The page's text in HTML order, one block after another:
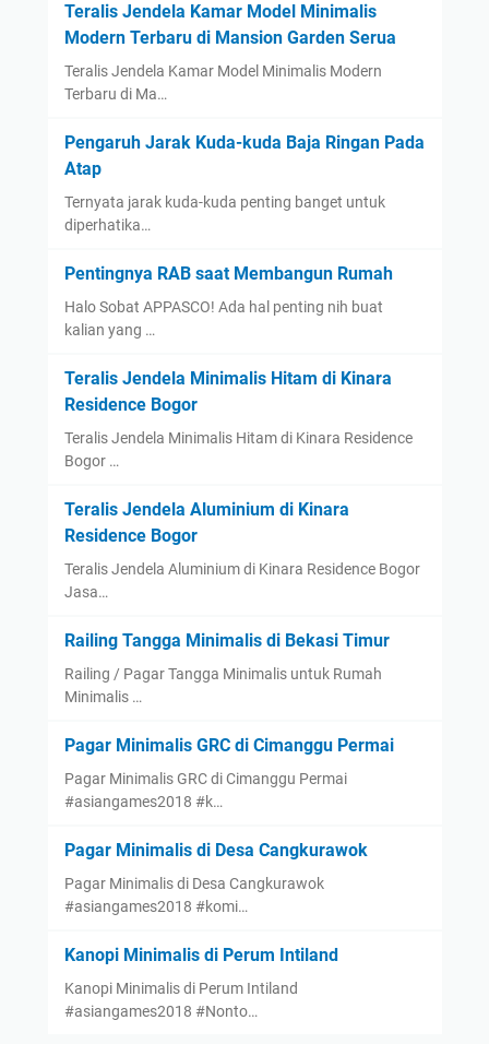
Teralis Jendela Kamar Model Minimalis
Modern Terbaru di Mansion Garden Serua
Teralis Jendela Kamar Model Minimalis Modern
Terbaru di Ma…
Pengaruh Jarak Kuda-kuda Baja Ringan Pada
Atap
Ternyata jarak kuda-kuda penting banget untuk
diperhatika…
Pentingnya RAB saat Membangun Rumah
Halo Sobat APPASCO! Ada hal penting nih buat
kalian yang …
Teralis Jendela Minimalis Hitam di Kinara
Residence Bogor
Teralis Jendela Minimalis Hitam di Kinara Residence
Bogor …
Teralis Jendela Aluminium di Kinara
Residence Bogor
Teralis Jendela Aluminium di Kinara Residence Bogor
Jasa…
Railing Tangga Minimalis di Bekasi Timur
Railing / Pagar Tangga Minimalis untuk Rumah
Minimalis …
Pagar Minimalis GRC di Cimanggu Permai
Pagar Minimalis GRC di Cimanggu Permai
#asiangames2018 #k…
Pagar Minimalis di Desa Cangkurawok
Pagar Minimalis di Desa Cangkurawok
#asiangames2018 #komi…
Kanopi Minimalis di Perum Intiland
Kanopi Minimalis di Perum Intiland
#asiangames2018 #Nonto…